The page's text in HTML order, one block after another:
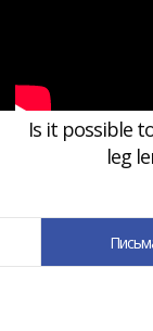
Is it possible
leg